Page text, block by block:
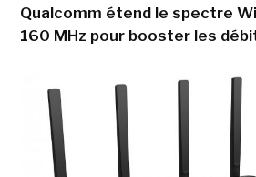
Qualcomm étend le spectre
160 MHz pour booster les